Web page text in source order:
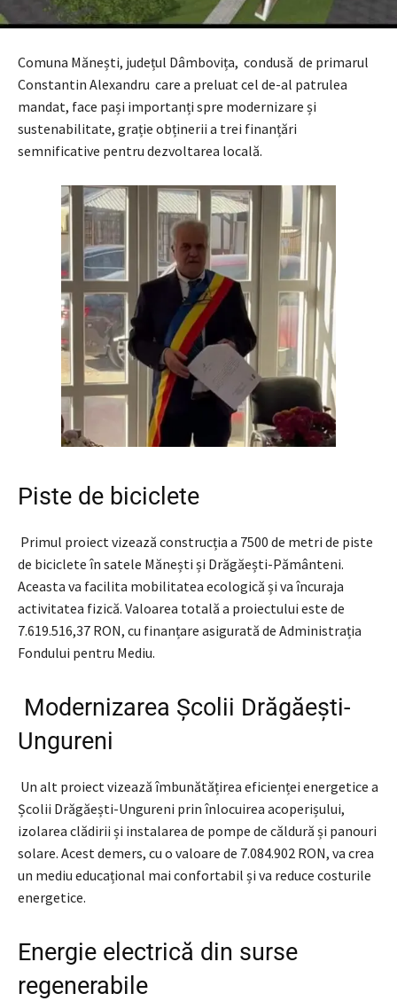
Comuna Mănești, județul Dâmbovița, condusă de primarul
Constantin Alexandru care a preluat cel de-al patrulea
mandat, face pași importanți spre modernizare și
sustenabilitate, grație obținerii a trei finanțări
semnificative pentru dezvoltarea locală.
Piste de biciclete
Primul proiect vizează construcția a 7500 de metri de piste
de biciclete în satele Mănești și Drăgăești-Pământeni.
Aceasta va facilita mobilitatea ecologică și va încuraja
activitatea fizică. Valoarea totală a proiectului este de
7.619.516,37 RON, cu finanțare asigurată de Administrația
Fondului pentru Mediu.
Modernizarea Școlii Drăgăești-
Ungureni
Un alt proiect vizează îmbunătățirea eficienței energetice a
Școlii Drăgăești-Ungureni prin înlocuirea acoperișului,
izolarea clădirii și instalarea de pompe de căldură și panouri
solare. Acest demers, cu o valoare de 7.084.902 RON, va crea
un mediu educațional mai confortabil și va reduce costurile
energetice.
Energie electrică din surse
regenerabile